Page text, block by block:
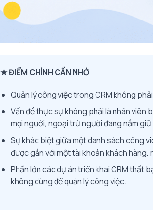
★ ĐIỂM CHÍNH CẦN NHỚ
Quản lý công việc trong CRM không
Vấn đề thực sự không phải là nhân viên
mọi người, ngoại trừ người đang nắm giữ
Sự khác biệt giữa một danh sách công
được gắn với một tài khoản khách hàng,
Phần lớn các dự án triển khai CRM thất
không dùng để quản lý công việc.